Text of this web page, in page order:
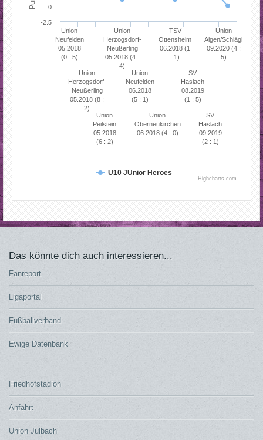
U10 JUnior Heroes
Union
Neufelden
05.2018
(0 : 5)
Union
Herzogsdorf-
Neußerling
05.2018 (8 :
2)
Union
Peilstein
05.2018
(6 : 2)
Union
Herzogsdorf-
Neußerling
05.2018 (4 :
4)
Union
Neufelden
06.2018
(5 : 1)
Union
Oberneukirchen
06.2018 (4 : 0)
TSV
Ottensheim
06.2018 (1
: 1)
SV
Haslach
08.2019
(1 : 5)
SV
Haslach
09.2019
(2 : 1)
Union
Aigen/Schlägl
09.2020 (4 :
5)
0
-2.5
Highcharts.com
Das könnte dich auch interessieren...
Fanreport
Ligaportal
Fußballverband
Ewige Datenbank
Friedhofstadion
Anfahrt
Union Julbach